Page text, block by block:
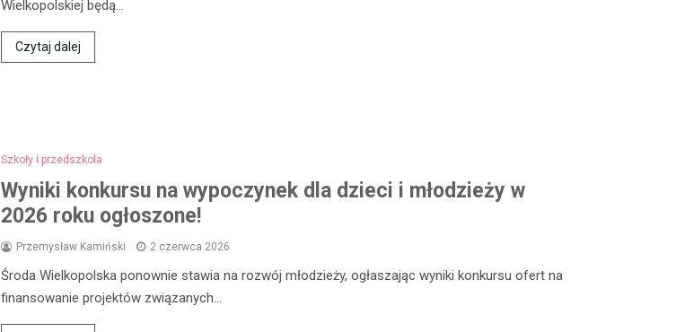
Wielkopolskiej będą…
Czytaj dalej
Szkoły i przedszkola
Wyniki konkursu na wypoczynek dla dzieci i młodzieży w
2026 roku ogłoszone!
Przemysław Kamiński 2 czerwca 2026
Środa Wielkopolska ponownie stawia na rozwój młodzieży, ogłaszając wyniki konkursu ofert na
finansowanie projektów związanych…